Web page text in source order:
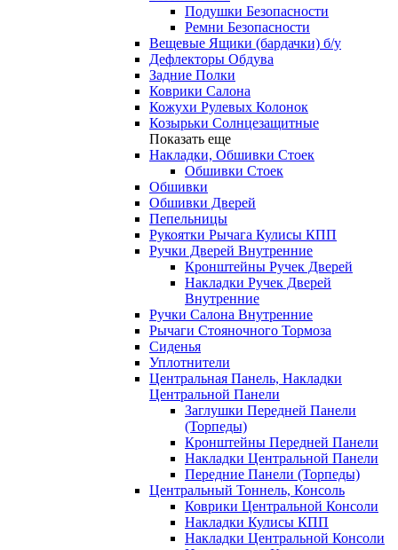
Подушки Безопасности
Ремни Безопасности
Вещевые Ящики (бардачки) б/у
Дефлекторы Обдува
Задние Полки
Коврики Салона
Кожухи Рулевых Колонок
Козырьки Солнцезащитные
Показать еще
Накладки, Обшивки Стоек
Обшивки Стоек
Обшивки
Обшивки Дверей
Пепельницы
Рукоятки Рычага Кулисы КПП
Ручки Дверей Внутренние
Кронштейны Ручек Дверей
Накладки Ручек Дверей
Внутренние
Ручки Салона Внутренние
Рычаги Стояночного Тормоза
Сиденья
Уплотнители
Центральная Панель, Накладки
Центральной Панели
Заглушки Передней Панели
(Торпеды)
Кронштейны Передней Панели
Накладки Центральной Панели
Передние Панели (Торпеды)
Центральный Тоннель, Консоль
Коврики Центральной Консоли
Накладки Кулисы КПП
Накладки Центральной Консоли